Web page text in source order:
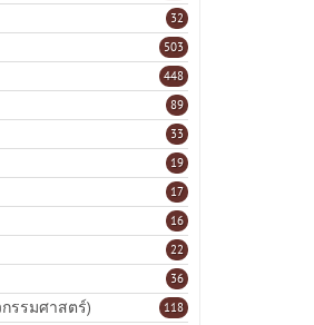
32
503
448
89
33
19
17
16
22
36
118
รรมศาสตร์)